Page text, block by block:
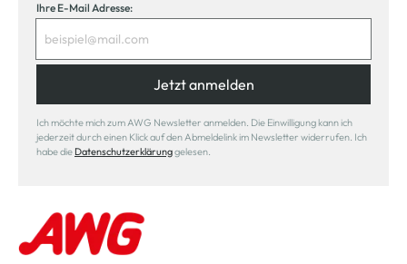
Ihre E-Mail Adresse:
Jetzt anmelden
Ich möchte mich zum AWG Newsletter anmelden. Die Einwilligung kann ich
jederzeit durch einen Klick auf den Abmeldelink im Newsletter widerrufen. Ich
habe die Datenschutzerklärunggelesen.